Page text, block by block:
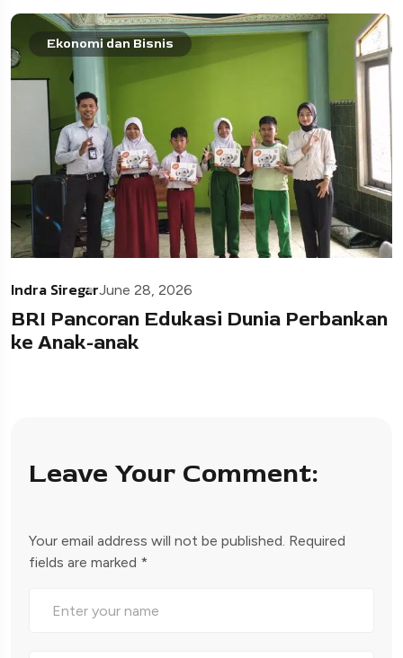
Ekonomi dan Bisnis
Indra SiregarJune 28, 2026
BRI Pancoran Edukasi Dunia Perbankan
ke Anak-anak
Leave Your Comment:
Your email address will not be published. Required
fields are marked *